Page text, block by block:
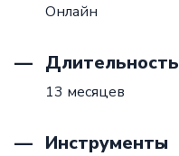
Онлайн
Длительность
13 месяцев
Инструменты